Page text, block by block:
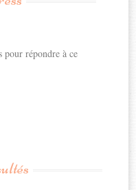
répondre à ce